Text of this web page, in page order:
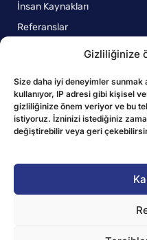
Gizliliğinize
Size daha iyi deneyimler
kullanıyor, IP adresi gibi kişisel
gizliliğinize önem veriyor ve bu
istiyoruz. İzninizi istediğiniz
değiştirebilir veya geri
İnsan Kaynakları
Referanslar
POLİTİKALAR
Kalite Politikamız
Çevre Politikamız
Çalışan Sağlığı ve Güvenlik
Gizlilik Politikası
Anadolu Panel